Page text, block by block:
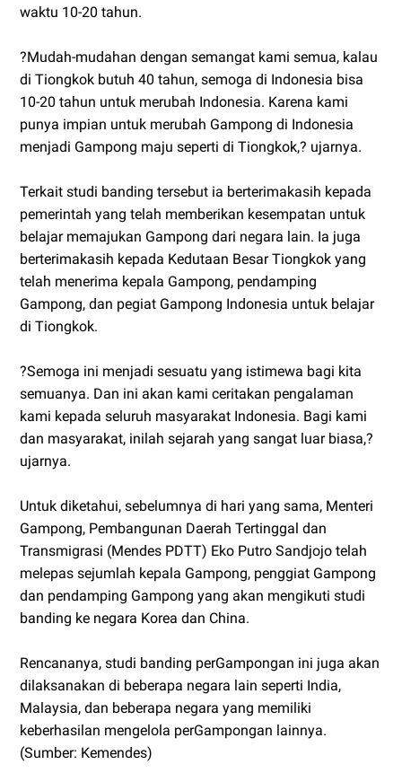
waktu 10-20 tahun.
?Mudah-mudahan dengan semangat kami semua, kalau
di Tiongkok butuh 40 tahun, semoga di Indonesia bisa
10-20 tahun untuk merubah Indonesia. Karena kami
punya impian untuk merubah Gampong di Indonesia
menjadi Gampong maju seperti di Tiongkok,? ujarnya.
Terkait studi banding tersebut ia berterimakasih kepada
pemerintah yang telah memberikan kesempatan untuk
belajar memajukan Gampong dari negara lain. Ia juga
berterimakasih kepada Kedutaan Besar Tiongkok yang
telah menerima kepala Gampong, pendamping
Gampong, dan pegiat Gampong Indonesia untuk belajar
di Tiongkok.
?Semoga ini menjadi sesuatu yang istimewa bagi kita
semuanya. Dan ini akan kami ceritakan pengalaman
kami kepada seluruh masyarakat Indonesia. Bagi kami
dan masyarakat, inilah sejarah yang sangat luar biasa,?
ujarnya.
Untuk diketahui, sebelumnya di hari yang sama, Menteri
Gampong, Pembangunan Daerah Tertinggal dan
Transmigrasi (Mendes PDTT) Eko Putro Sandjojo telah
melepas sejumlah kepala Gampong, penggiat Gampong
dan pendamping Gampong yang akan mengikuti studi
banding ke negara Korea dan China.
Rencananya, studi banding perGampongan ini juga akan
dilaksanakan di beberapa negara lain seperti India,
Malaysia, dan beberapa negara yang memiliki
keberhasilan mengelola perGampongan lainnya.
(Sumber: Kemendes)